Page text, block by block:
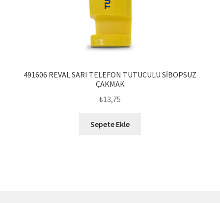
491606 REVAL SARI TELEFON TUTUCULU SİBOPSUZ
ÇAKMAK
₺13,75
Sepete Ekle